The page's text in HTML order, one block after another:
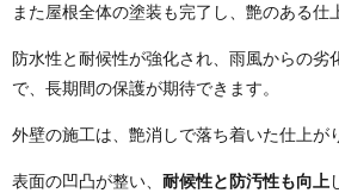
また屋根全体の塗装も完了し、艶のある仕
防水性と耐候性が強化され、雨風からの劣
で、長期間の保護が期待できます。
外壁の施工は、艶消しで落ち着いた仕上が
表面の凹凸が整い、 耐候性と防汚性も向上